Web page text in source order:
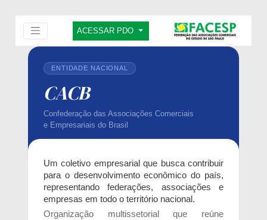
ACESSAR PDO
ENTIDADE NACIONAL
CACB
Confederação das Associações Comerciais
e Empresariais do Brasil
Um coletivo empresarial que busca contribuir
para o desenvolvimento econômico do país,
representando federações, associações e
empresas em todo o território nacional.
Organização multissetorial que reúne